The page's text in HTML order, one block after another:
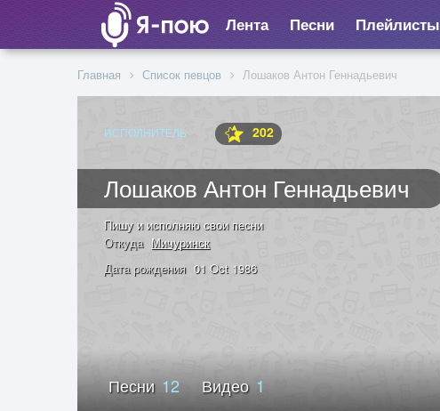
Лента Песни Плейлисты
Главная Список певцов Лошаков Антон Геннадьевич
ИСПОЛНИТЕЛЬ 202
Лошаков Антон Геннадьевич
Пишу и исполняю свои песни
Откуда Мичуринск
Дата рождения 01 Oct 1986
Песни12 Видео1